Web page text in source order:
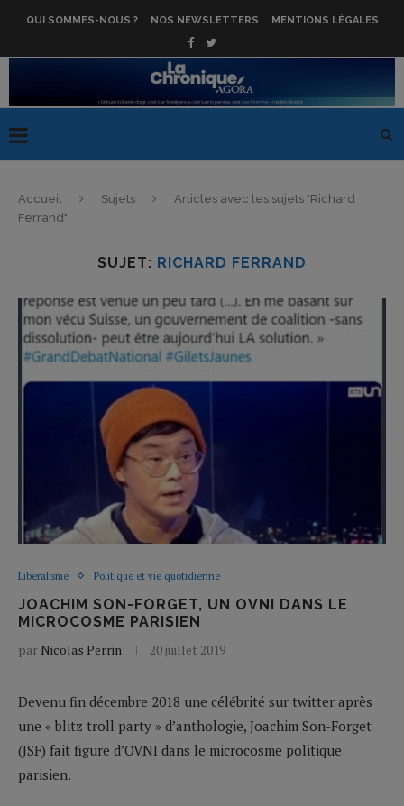
QUI SOMMES-NOUS ? NOS NEWSLETTERS MENTIONS LÉGALES
Accueil Sujets
Articles avec les sujets "Richard
Ferrand"
SUJET: RICHARD FERRAND
Liberalisme Politique et vie quotidienne
JOACHIM SON-FORGET, UN OVNI DANS LE
MICROCOSME PARISIEN
par Nicolas Perrin 20 juillet 2019
Devenu fin décembre 2018 une célébrité sur twitter après
une « blitz troll party » d’anthologie, Joachim Son-Forget
(JSF) fait figure d’OVNI dans le microcosme politique
parisien.